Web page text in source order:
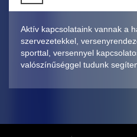
Aktív kapcsolataink vannak a
szervezetekkel,
sporttal, versennyel
valószínűséggel tudunk